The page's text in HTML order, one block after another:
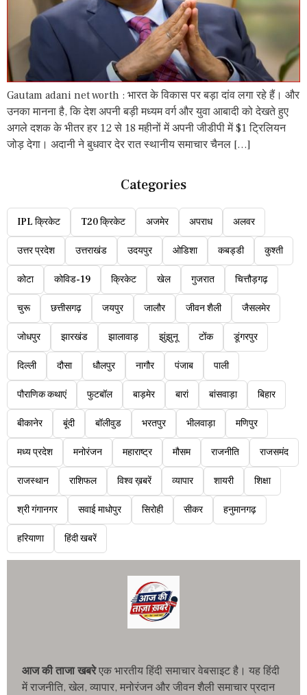
Gautam adani net worth : भारत के विकास पर बड़ा दांव लगा रहे हैं। और
उनका मानना है, कि देश अपनी बड़ी मध्यम वर्ग और युवा आबादी को देखते हुए
अगले दशक के भीतर हर 12 से 18 महीनों में अपनी जीडीपी में $1 ट्रिलियन
जोड़ देगा। अदानी ने बुधवार देर रात स्थानीय समाचार चैनल […]
Categories
IPL क्रिकेट T20 क्रिकेट अजमेर अपराध अलवर
उत्तर प्रदेश उत्तराखंड उदयपुर ओडिशा कबड्डी कुश्ती
कोटा कोविड-19 क्रिकेट खेल गुजरात चित्तौड़गढ़
चुरू छत्तीसगढ़ जयपुर जालौर जीवन शैली जैसलमेर
जोधपुर झारखंड झालावाड़ झुंझुनू टोंक डूंगरपुर
दिल्ली दौसा धौलपुर नागौर पंजाब पाली
पौराणिक कथाएं फुटबॉल बाड़मेर बारां बांसवाड़ा बिहार
बीकानेर बूंदी बॉलीवुड भरतपुर भीलवाड़ा मणिपुर
मध्य प्रदेश मनोरंजन महाराष्ट्र मौसम राजनीति राजसमंद
राजस्थान राशिफल विश्व ख़बरें व्यापार शायरी शिक्षा
श्री गंगानगर सवाई माधोपुर सिरोही सीकर हनुमानगढ़
हरियाणा हिंदी खबरें
आज की ताजा खबरेएक भारतीय हिंदी समाचार वेबसाइट है। यह हिंदी
में राजनीति, खेल, व्यापार, मनोरंजन और जीवन शैली समाचार प्रदान